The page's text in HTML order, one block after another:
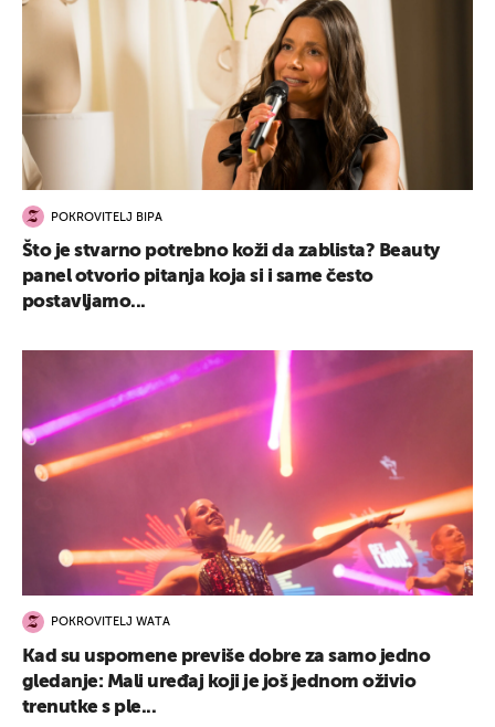
POKROVITELJ BIPA
Što je stvarno potrebno koži da zablista? Beauty
panel otvorio pitanja koja si i same često
postavljamo...
POKROVITELJ WATA
Kad su uspomene previše dobre za samo jedno
gledanje: Mali uređaj koji je još jednom oživio
trenutke s ple...